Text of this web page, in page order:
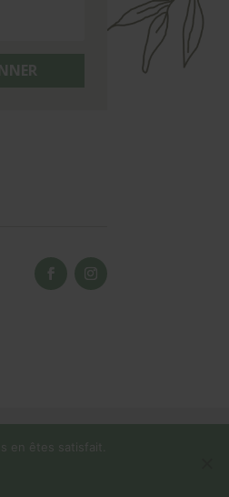
en êtes satisfait.